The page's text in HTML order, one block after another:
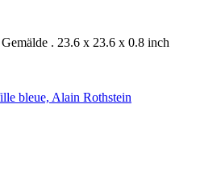
Gemälde . 23.6 x 23.6 x 0.8 inch